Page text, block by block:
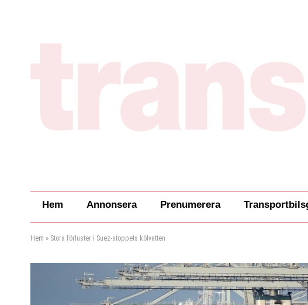
Hem Annonsera Prenumerera
Hem » Stora förluster i Suez-stoppets kölvatten